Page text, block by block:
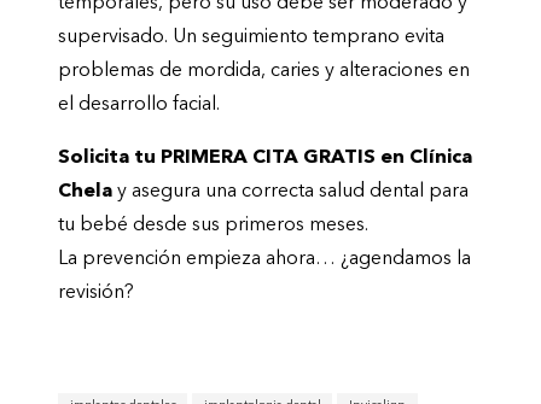
supervisado. Un seguimiento temprano evita
problemas de mordida, caries y alteraciones en
el desarrollo facial.
Solicita tu PRIMERA CITA GRATIS en Clínica
Chela y asegura una correcta salud dental para
tu bebé desde sus primeros meses.
La prevención empieza ahora… ¿agendamos la
revisión?